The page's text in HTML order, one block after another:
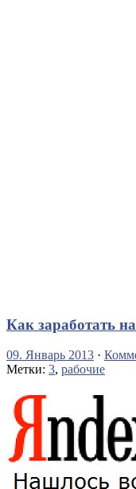
Как заработать
09. Январь 2013 ·
Метки: 3, рабочие